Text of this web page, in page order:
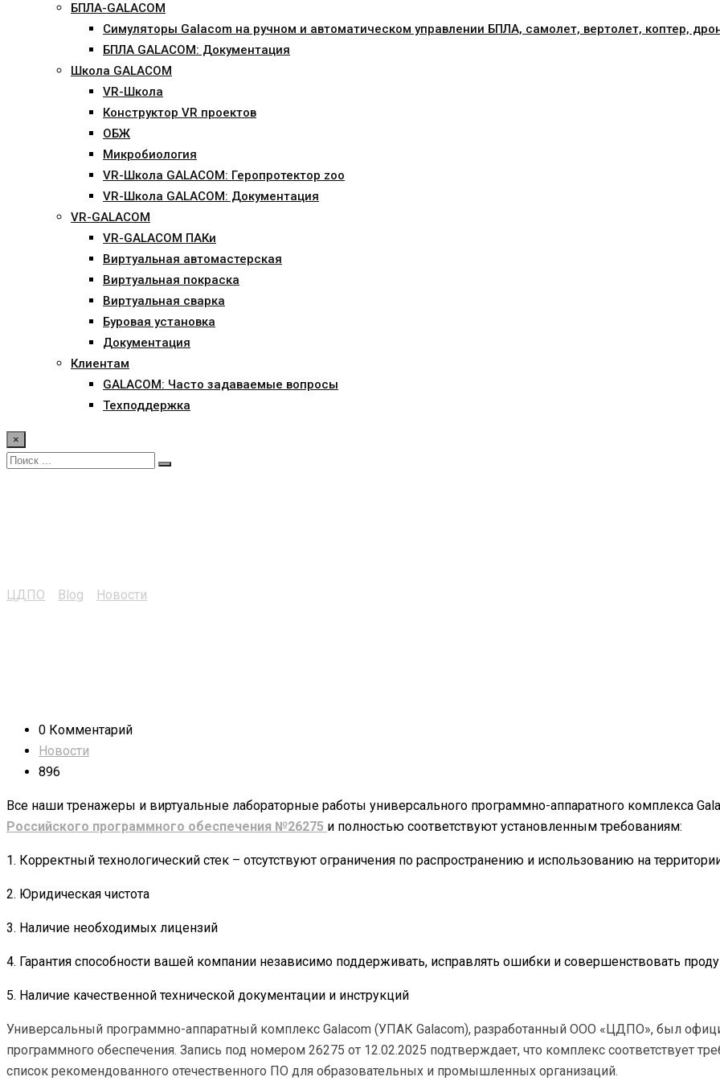
БПЛА-GALACOM
Симуляторы Galacom на ручном и автоматическом управлении БПЛА, самолет, вертолет, коптер,
БПЛА GALACOM: Документация
Школа GALACOM
VR-Школа
Конструктор VR проектов
ОБЖ
Микробиология
VR-Школа GALACOM: Геропротектор zoo
VR-Школа GALACOM: Документация
VR-GALACOM
VR-GALACOM ПАКи
Виртуальная автомастерская
Виртуальная покраска
Виртуальная сварка
Буровая установка
Документация
Клиентам
GALACOM: Часто задаваемые вопросы
Техподдержка
×
ЦДПО Blog Новости
0 Комментарий
Новости
896
Все наши тренажеры и виртуальные лабораторные работы универсального программно-аппаратного комплекса
Российского программного обеспечения №26275 и полностью соответствуют установленным требованиям:
1. Корректный технологический стек – отсутствуют ограничения по распространению и использованию на
2. Юридическая чистота
3. Наличие необходимых лицензий
4. Гарантия способности вашей компании независимо поддерживать, исправлять ошибки и совершенствовать
5. Наличие качественной технической документации и инструкций
Универсальный программно-аппаратный комплекс Galacom (УПАК Galacom), разработанный ООО «ЦДПО», был
программного обеспечения. Запись под номером 26275 от 12.02.2025 подтверждает, что комплекс соответствует
список рекомендованного отечественного ПО для образовательных и промышленных организаций.